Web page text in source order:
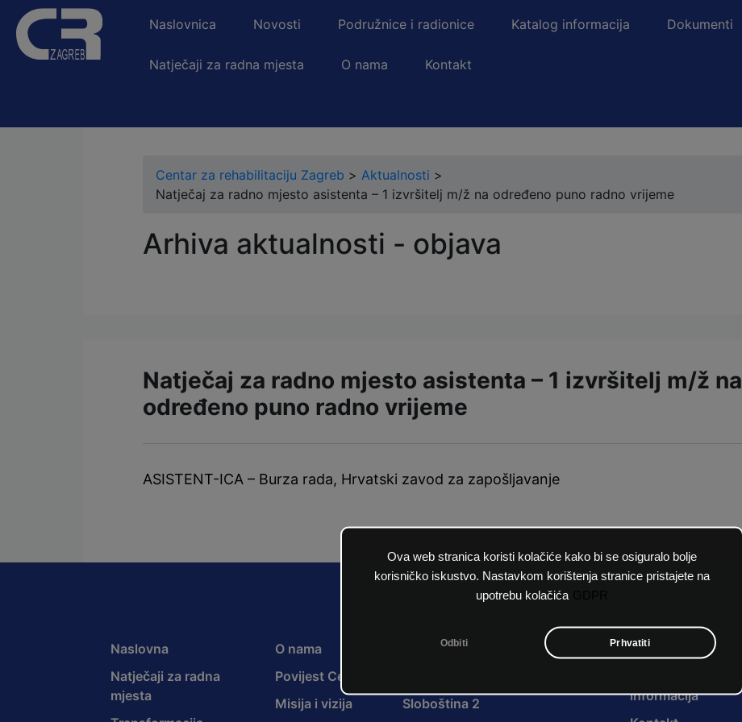
Ova web stranica koristi kolačiće kako bi se osiguralo bolje
korisničko iskustvo. Nastavkom korištenja stranice pristajete na
upotrebu kolačića
Odbiti Prhvatiti
Naslovnica Novosti Podružnice i radionice Katalog informacija Dokumenti
Natječaji za radna mjesta O nama Kontakt
Centar za rehabilitaciju Zagreb > Aktualnosti >
Natječaj za radno mjesto asistenta – 1 izvršitelj m/ž na određeno puno radno vrijeme
Arhiva aktualnosti - objava
Natječaj za radno mjesto asistenta – 1 izvršitelj m/ž na
određeno puno radno vrijeme
ASISTENT-ICA – Burza rada, Hrvatski zavod za zapošljavanje
Naslovna
Natječaji za radna
mjesta
O nama
Povijest Centra
Misija i vizija
Orlovac (sjedište)
Sloboština 2
Dokumenti
informacija